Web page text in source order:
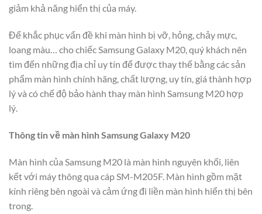
giảm khả năng hiển thị của máy.
Để khắc phục vấn đề khi màn hình bị vỡ, hỏng, chảy mực,
loang màu… cho chiếc Samsung Galaxy M20, quý khách nên
tìm đến những địa chỉ uy tín để được thay thế bằng các sản
phẩm màn hình chính hãng, chất lượng, uy tín, giá thành hợp
lý và có chế độ bảo hành thay màn hình Samsung M20 hợp
lý.
Thông tin về màn hình Samsung Galaxy M20
Màn hình của Samsung M20 là màn hình nguyên khối, liên
kết với máy thông qua cáp SM-M205F. Màn hình gồm mặt
kính riêng bên ngoài và cảm ứng đi liền màn hình hiển thị bên
trong.